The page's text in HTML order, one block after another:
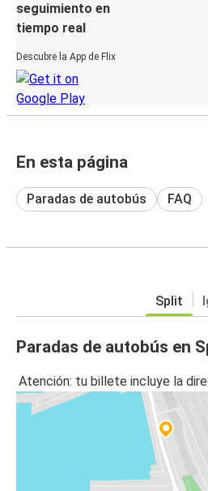
seguimiento en
tiempo real
Descubre la App de Flix
En esta página
Paradas de autobús FAQ
Split
Paradas de autobús en
Atención: tu billete incluye la